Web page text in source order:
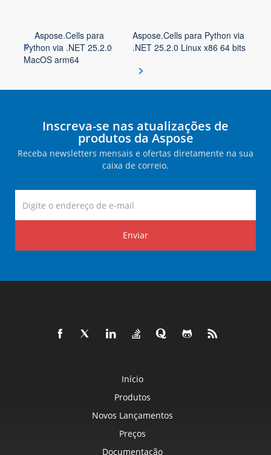
Aspose.Cells para
Python via .NET 25.2.0
MacOS arm64
Aspose.Cells para Python via
.NET 25.2.0 Linux x86 64 bits
Inscreva-se nas atualizações de
produtos da Aspose
Receba newsletters mensais e ofertas diretamente na sua
caixa de correio.
Enviar
Início
Produtos
Novos Lançamentos
Preços
Documentação